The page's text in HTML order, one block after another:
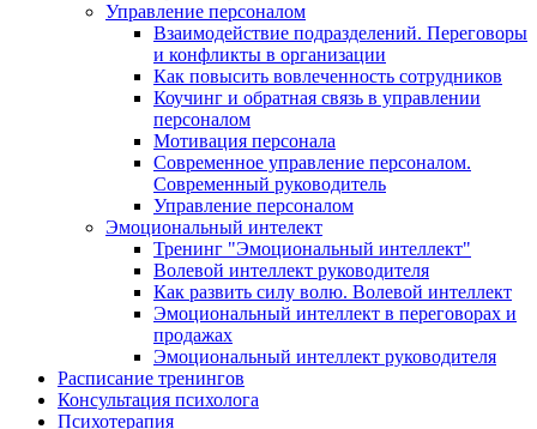
Управление персоналом
Взаимодействие подразделений. Переговоры
и конфликты в организации
Как повысить вовлеченность сотрудников
Коучинг и обратная связь в управлении
персоналом
Мотивация персонала
Современное управление персоналом.
Современный руководитель
Управление персоналом
Эмоциональный интелект
Тренинг "Эмоциональный интеллект"
Волевой интеллект руководителя
Как развить силу волю. Волевой интеллект
Эмоциональный интеллект в переговорах и
продажах
Эмоциональный интеллект руководителя
Расписание тренингов
Консультация психолога
Психотерапия